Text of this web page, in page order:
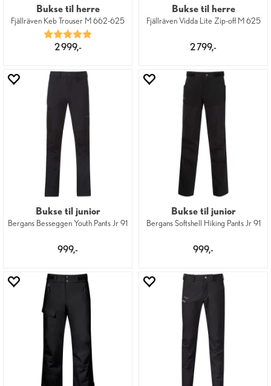
Bukse til herre
Fjällräven Keb Trouser M 662-625
Karakter:
2 999,-
Bukse til herre
Fjällräven Vidda Lite Zip-off M 625
2 799,-
Bukse til junior
Bergans Besseggen Youth Pants Jr 91
999,-
Bukse til junior
Bergans Softshell Hiking Pants Jr 91
999,-